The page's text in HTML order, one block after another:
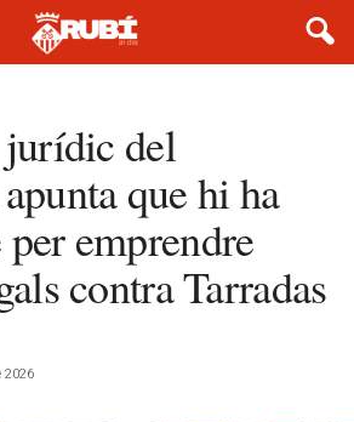
del
que hi ha
emprendre
contra Tarradas
2026